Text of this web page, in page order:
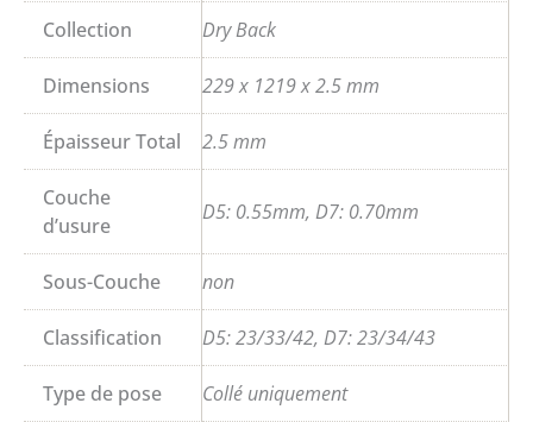
Collection Dry Back
Dimensions 229 x 1219 x 2.5 mm
Épaisseur Total 2.5 mm
Couche
d’usure
D5: 0.55mm, D7: 0.70mm
Sous-Couche non
Classification D5: 23/33/42, D7: 23/34/43
Type de pose Collé uniquement